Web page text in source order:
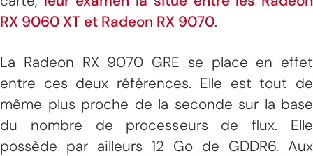
RX 9060 XT et Radeon RX 9070.
La Radeon RX 9070 GRE se place en effet
entre ces deux références. Elle est tout de
même plus proche de la seconde sur la base
du nombre de processeurs de flux. Elle
possède par ailleurs 12 Go de GDDR6. Aux